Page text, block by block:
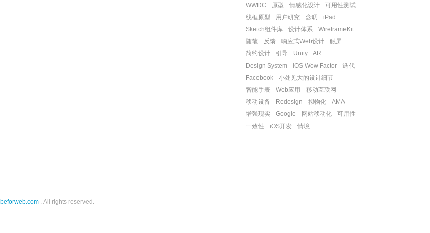
WWDC
原型 情感化设计
可用性测试
线框原型
用户研究 念叨
iPad
Sketch组件库
设计体系
WireframeKit
随笔
反馈 响应式Web设计
触屏
简约设计
引导 Unity
AR
Design System
iOS Wow Factor
迭代
Facebook
小处见大的设计细节
智能手表
Web应用
移动互联网
移动设备
Redesign 拟物化
AMA
增强现实
Google 网站移动化
可用性
一致性
iOS开发 情境
beforweb.com . All rights reserved.